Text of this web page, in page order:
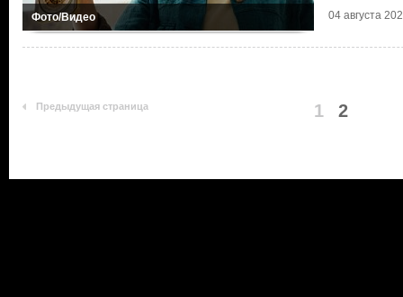
Фото/Видео 04 августа
Предыдущая страница 1 2